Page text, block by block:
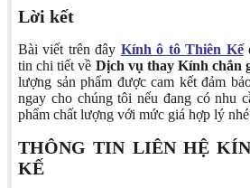
Lời kết
Bài viết trên đây Kính ô tô Thiên Kế
tin chi tiết về Dịch vụ thay Kính chắn
lượng sản phẩm được cam kết đảm
ngay cho chúng tôi nếu đang có nhu
phẩm chất lượng với mức giá hợp lý
THÔNG TIN LIÊN HỆ
KẾ